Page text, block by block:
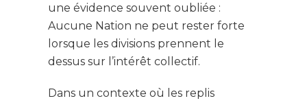
une évidence souvent oubliée :
Aucune Nation ne peut rester forte
lorsque les divisions prennent le
dessus sur l’intérêt collectif.
Dans un contexte où les replis